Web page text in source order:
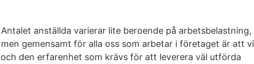
Antalet anställda varierar lite beroende på arbetsbelastning,
men gemensamt för alla oss som arbetar i företaget är att vi
den erfarenhet som krävs för att leverera väl utförda